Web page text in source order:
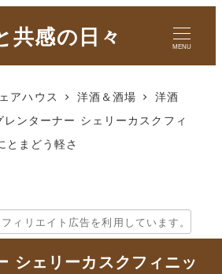
共感の日々 MENU
アハウス 洋酒＆酒場
洋酒
レンターナー シェリーカスクフィ
とまどう軽さ
ィリエイト広告を利用しています。
シェリーカスクフィニッ